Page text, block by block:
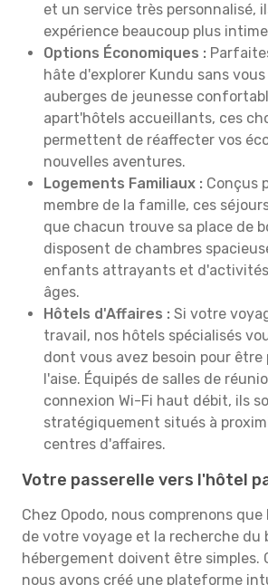
et un service très personnalisé,
expérience beaucoup plus
Options Économiques :
hâte d'explorer Kundu sans vous
auberges de jeunesse
apart'hôtels accueillants, ces
permettent de réaffecter vos
nouvelles aventures.
Logements Familiaux : Conçus
membre de la famille, ces
que chacun trouve sa place de
disposent de chambres
enfants attrayants et
âges.
Hôtels d'Affaires : Si votre
travail, nos hôtels spécialisés
dont vous avez besoin pour
l'aise. Équipés de salles de
connexion Wi-Fi haut débit, ils
stratégiquement situés à
centres d'affaires.
Votre passerelle vers l'hôtel
Chez Opodo, nous comprenons
de votre voyage et la recherche du
hébergement doivent être simples.
nous avons créé une plateforme